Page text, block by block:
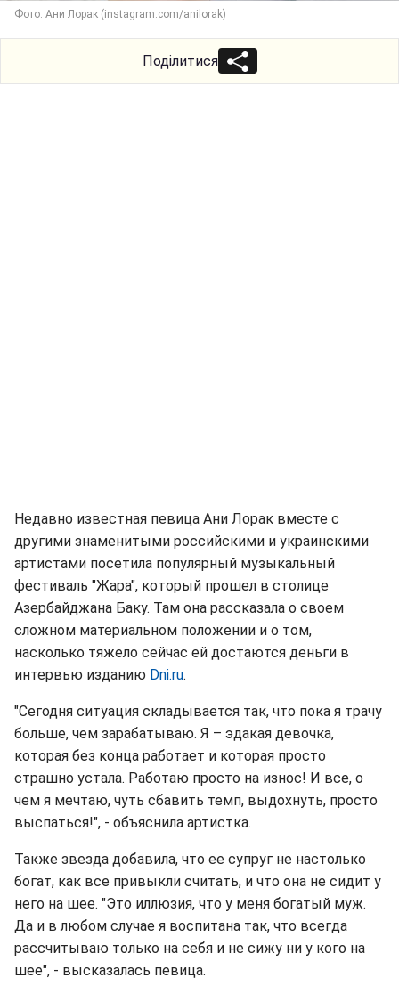
Фото: Ани Лорак (instagram.com/anilorak)
Поділитися
Недавно известная певица Ани Лорак вместе с
другими знаменитыми российскими и украинскими
артистами посетила популярный музыкальный
фестиваль "Жара", который прошел в столице
Азербайджана Баку. Там она рассказала о своем
сложном материальном положении и о том,
насколько тяжело сейчас ей достаются деньги в
интервью изданию Dni.ru.
"Сегодня ситуация складывается так, что пока я трачу
больше, чем зарабатываю. Я – эдакая девочка,
которая без конца работает и которая просто
страшно устала. Работаю просто на износ! И все, о
чем я мечтаю, чуть сбавить темп, выдохнуть, просто
выспаться!", - объяснила артистка.
Также звезда добавила, что ее супруг не настолько
богат, как все привыкли считать, и что она не сидит у
него на шее. "Это иллюзия, что у меня богатый муж.
Да и в любом случае я воспитана так, что всегда
рассчитываю только на себя и не сижу ни у кого на
шее", - высказалась певица.